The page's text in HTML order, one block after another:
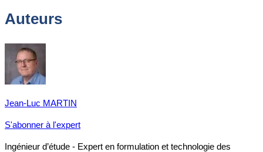
Auteurs
Jean-Luc MARTIN
S'abonner à l'expert
Ingénieur d’étude - Expert en formulation et technologie des